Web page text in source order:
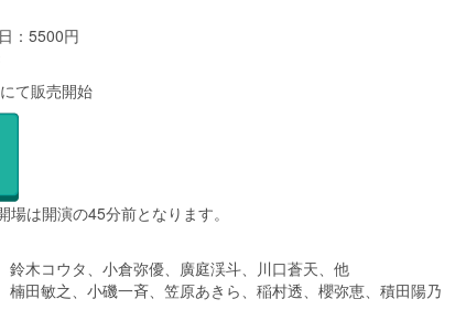
：5500円
て販売開始
は開演の45分前となります。
木コウタ、小倉弥優、廣庭渓斗、川口蒼天、他
田敏之、小磯一斉、笠原あきら、稲村透、櫻弥恵、積田陽乃